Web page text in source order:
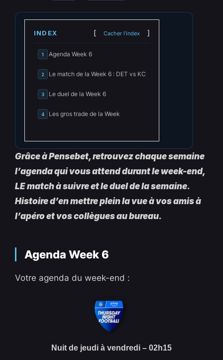
INDEX Cacher l'index
1 Agenda Week 6
2 Le match de la Week 6 : DET vs KC
3 Le duel de la Week 6
4 Les gros trade de la Week
Grâce à Pensebet, retrouvez chaque semaine
l’agenda qui vous attend durant le week-end,
LE match à suivre et le duel de la semaine.
Histoire d’en mettre plein la vue à vos amis à
l’apéro et vos collègues au bureau.
Agenda Week 6
Votre agenda du week-end :
Nuit de jeudi à vendredi – 02h15